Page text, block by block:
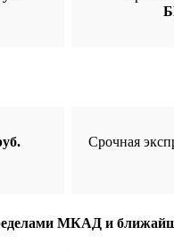
Срочная
МКАД и